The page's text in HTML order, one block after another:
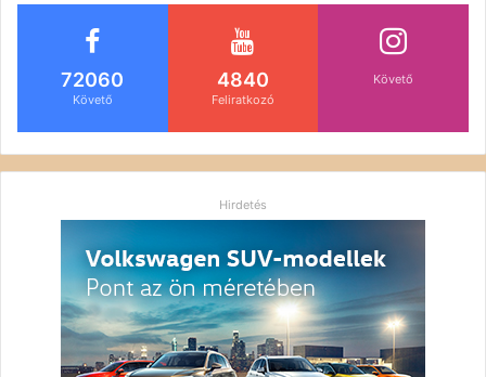
72060
Követő
4840
Feliratkozó
Követő
Hirdetés